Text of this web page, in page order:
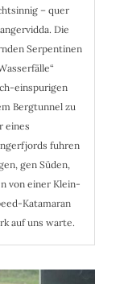
– quer
Die
Serpentinen
einspurigen
Bergtunnel zu
eines
fuhren
gen Süden,
von einer Klein-
Katamaran
auf uns warte.